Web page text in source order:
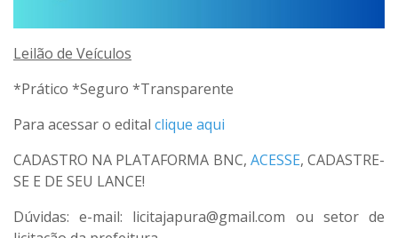
Leilão de Veículos
*Prático *Seguro *Transparente
Para acessar o edital clique aqui
CADASTRO NA PLATAFORMA BNC, ACESSE, CADASTRE-
SE E DE SEU LANCE!
Dúvidas: e-mail: licitajapura@gmail.com ou setor de